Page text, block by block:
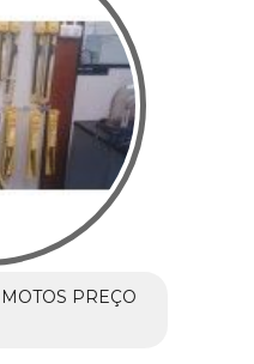
PREÇO